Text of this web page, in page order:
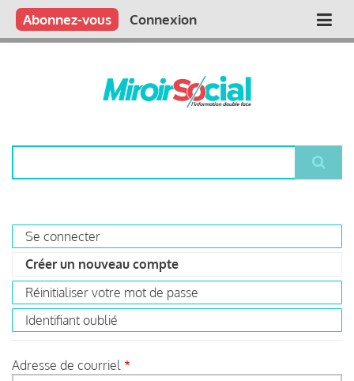
Aller
contenu
Main
Qui sommes nous ?
Vous publiez
Nous publions
Contactez-nous
Abonnez-vous Connexion
Primary
tabs
Se connecter
Créer un nouveau compte
actif)
Réinitialiser votre mot de passe
Identifiant oublié
Adresse de courriel